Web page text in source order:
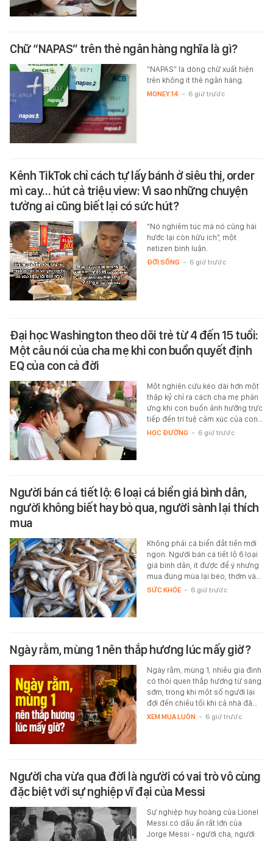
Chữ “NAPAS” trên thẻ ngân hàng nghĩa là gì?
“NAPAS” là dòng chữ xuất hiện
trên không ít thẻ ngân hàng.
MONEY.14 - 6 giờ trước
Kênh TikTok chỉ cách tự lấy bánh ở siêu thị, order
mì cay… hút cả triệu view: Vì sao những chuyện
tưởng ai cũng biết lại có sức hút?
“Nó nghiêm túc mà nó cũng hài
hước lại còn hữu ích”, một
netizen bình luận.
ĐỜI SỐNG - 6 giờ trước
Đại học Washington theo dõi trẻ từ 4 đến 15 tuổi:
Một câu nói của cha mẹ khi con buồn quyết định
EQ của con cả đời
Một nghiên cứu kéo dài hơn một
thập kỷ chỉ ra cách cha mẹ phản
ứng khi con buồn ảnh hưởng trực
tiếp đến trí tuệ cảm xúc của con…
HỌC ĐƯỜNG - 6 giờ trước
Người bán cá tiết lộ: 6 loại cá biển giá bình dân,
người không biết hay bỏ qua, người sành lại thích
mua
Không phải cá biển đắt tiền mới
ngon. Người bán cá tiết lộ 6 loại
giá bình dân, ít được để ý nhưng
mua đúng mùa lại béo, thơm và…
SỨC KHỎE - 6 giờ trước
Ngày rằm, mùng 1 nên thắp hương lúc mấy giờ?
Ngày rằm, mùng 1, nhiều gia đình
có thói quen thắp hương từ sáng
sớm, trong khi một số người lại
đợi đến chiều tối khi cả nhà đã…
XEM MUA LUÔN - 6 giờ trước
Người cha vừa qua đời là người có vai trò vô cùng
đặc biệt với sự nghiệp vĩ đại của Messi
Sự nghiệp huy hoàng của Lionel
Messi có dấu ấn rất lớn của
Jorge Messi - người cha, người